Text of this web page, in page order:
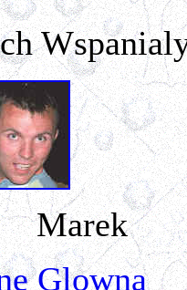
Glowna